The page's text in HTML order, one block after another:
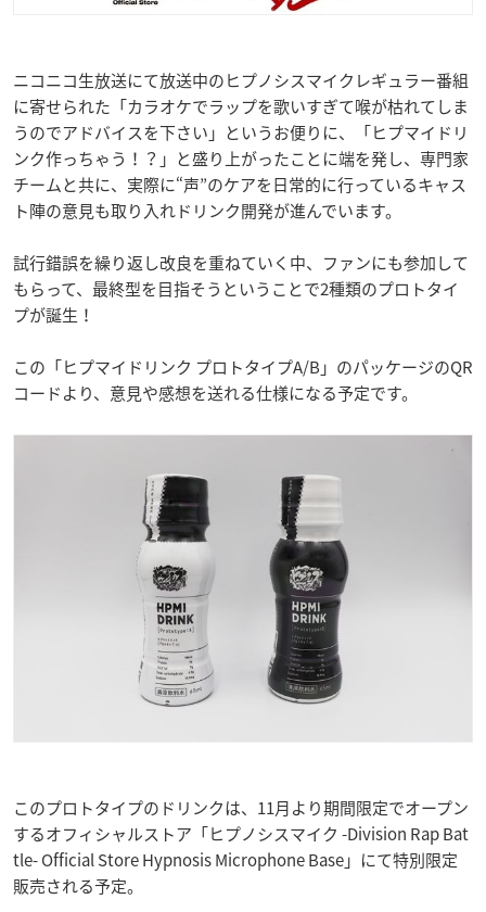
ニコニコ生放送にて放送中のヒプノシスマイクレギュラー番組
に寄せられた「カラオケでラップを歌いすぎて喉が枯れてしま
うのでアドバイスを下さい」というお便りに、「ヒプマイドリ
ンク作っちゃう！？」と盛り上がったことに端を発し、専門家
チームと共に、実際に“声”のケアを日常的に行っているキャス
ト陣の意見も取り入れドリンク開発が進んでいます。
試行錯誤を繰り返し改良を重ねていく中、ファンにも参加して
もらって、最終型を目指そうということで2種類のプロトタイ
プが誕生！
この「ヒプマイドリンク プロトタイプA/B」のパッケージのQR
コードより、意見や感想を送れる仕様になる予定です。
このプロトタイプのドリンクは、11月より期間限定でオープン
するオフィシャルストア「ヒプノシスマイク -Division Rap Bat
tle- Official Store Hypnosis Microphone Base」にて特別限定
販売される予定。